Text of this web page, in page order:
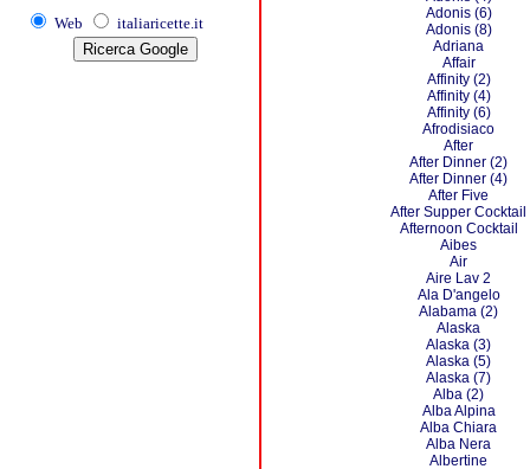
Web italiaricette.it
Adonis (6)
Adonis (8)
Adriana
Affair
Affinity (2)
Affinity (4)
Affinity (6)
Afrodisiaco
After
After Dinner (2)
After Dinner (4)
After Five
After Supper Cocktail
Afternoon Cocktail
Aibes
Air
Aire Lav 2
Ala D'angelo
Alabama (2)
Alaska
Alaska (3)
Alaska (5)
Alaska (7)
Alba (2)
Alba Alpina
Alba Chiara
Alba Nera
Albertine